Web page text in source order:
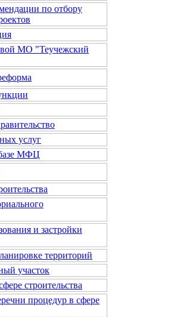
по отбору
МО "Теучежский
услуг
МФЦ
и застройки
территорий
участок
строительства
процедур в сфере